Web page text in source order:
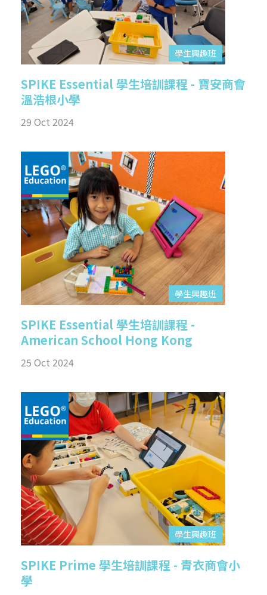
學生興趣班
SPIKE Essential 學生培訓課程 - 寶安商會
溫浩根小學
29 Oct 2024
學生興趣班
SPIKE Essential 學生培訓課程 -
American School Hong Kong
25 Oct 2024
學生興趣班
SPIKE Prime 學生培訓課程 - 青衣商會小
學